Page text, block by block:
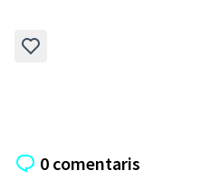
0 comentaris